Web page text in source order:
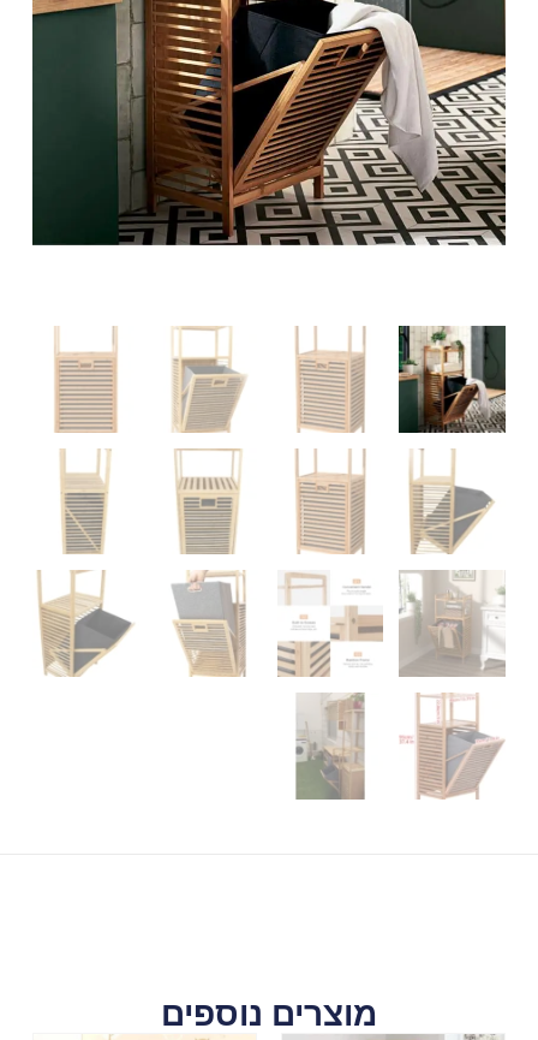
מוצרים נוספים